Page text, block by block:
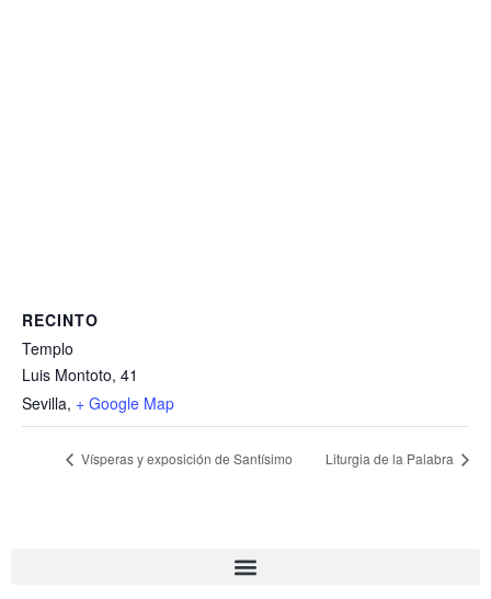
RECINTO
Templo
Luis Montoto, 41
Sevilla, + Google Map
Vísperas y exposición de Santísimo Liturgia de la Palabra